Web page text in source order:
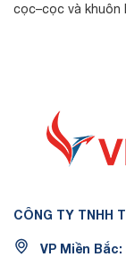
cọc–cọc và khuôn
CÔNG TY TNHH
VP Miền Bắc: